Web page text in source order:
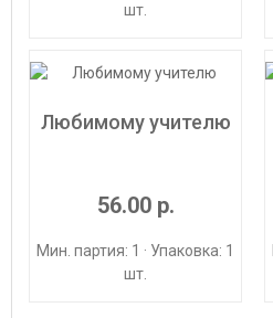
шт.
Любимому учителю
56.00 р.
Мин. партия: 1 · Упаковка: 1
шт.